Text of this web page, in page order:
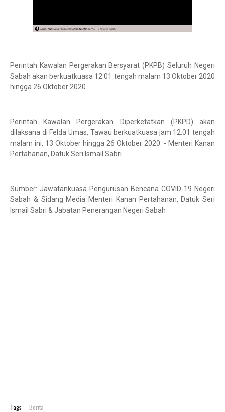
Perintah Kawalan Pergerakan Bersyarat (PKPB) Seluruh Negeri
Sabah akan berkuatkuasa 12.01 tengah malam 13 Oktober 2020
hingga 26 Oktober 2020.
Perintah Kawalan Pergerakan Diperketatkan (PKPD) akan
dilaksana di Felda Umas, Tawau berkuatkuasa jam 12.01 tengah
malam ini, 13 Oktober hingga 26 Oktober 2020. - Menteri Kanan
Pertahanan, Datuk Seri Ismail Sabri.⁠
Sumber: Jawatankuasa Pengurusan Bencana COVID-19 Negeri
Sabah & Sidang Media Menteri Kanan Pertahanan, Datuk Seri
Ismail Sabri & Jabatan Penerangan Negeri Sabah
Tags: Berita